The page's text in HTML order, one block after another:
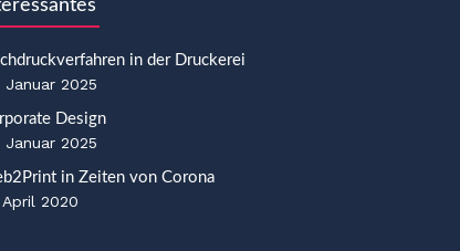
in der Druckerei
Januar 2025
Design
Januar 2025
in Zeiten von Corona
April 2020